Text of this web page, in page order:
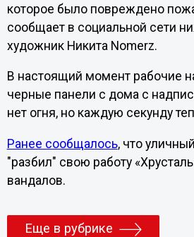
которое было повреждено
сообщает в социальной сети
художник Никита Nomerz.
В настоящий момент рабочие
черные панели с дома с
нет огня, но каждую секунду
Ранее сообщалось, что
"разбил" свою работу
вандалов.
Еще в рубрике